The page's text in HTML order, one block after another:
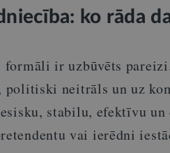
ko rāda
ir uzbūvēts
neitrāls un uz
stabilu, efektīvu un
vai ierēdni